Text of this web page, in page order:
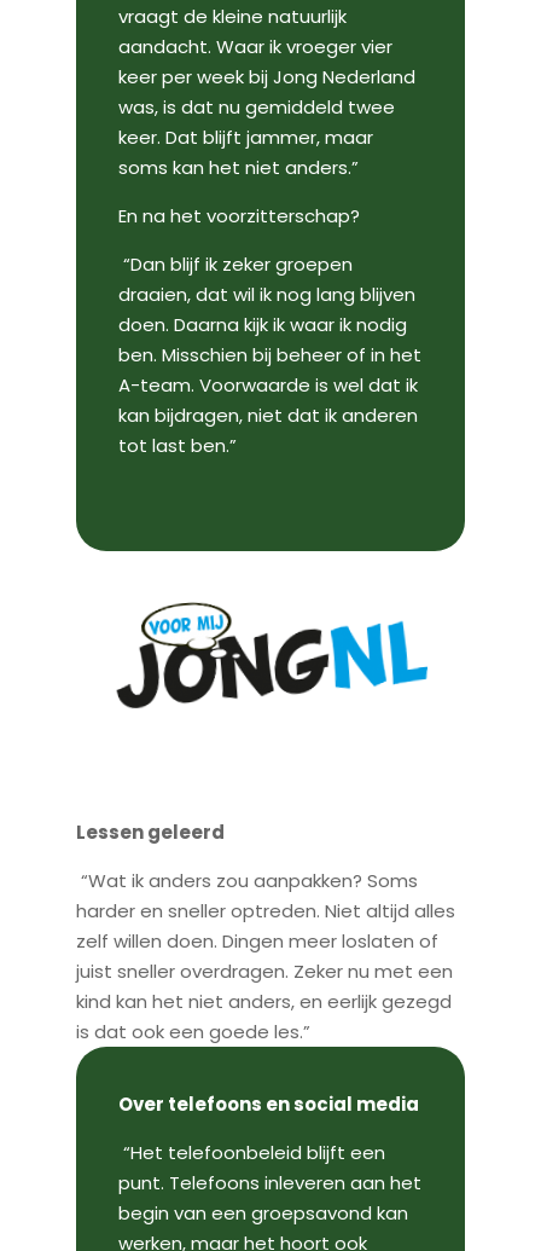
vraagt de kleine natuurlijk
aandacht. Waar ik vroeger vier
keer per week bij Jong Nederland
was, is dat nu gemiddeld twee
keer. Dat blijft jammer, maar
soms kan het niet anders.”
En na het voorzitterschap?
“Dan blijf ik zeker groepen
draaien, dat wil ik nog lang blijven
doen. Daarna kijk ik waar ik nodig
ben. Misschien bij beheer of in het
A-team. Voorwaarde is wel dat ik
kan bijdragen, niet dat ik anderen
tot last ben.”
Lessen geleerd
“Wat ik anders zou aanpakken? Soms
harder en sneller optreden. Niet altijd alles
zelf willen doen. Dingen meer loslaten of
juist sneller overdragen. Zeker nu met een
kind kan het niet anders, en eerlijk gezegd
is dat ook een goede les.”
Over telefoons en social media
“Het telefoonbeleid blijft een
punt. Telefoons inleveren aan het
begin van een groepsavond kan
werken, maar het hoort ook